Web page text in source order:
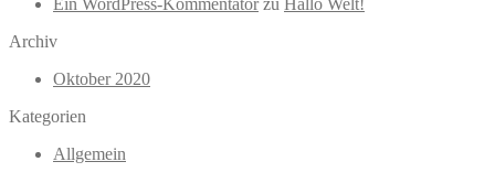
Archiv
Oktober 2020
Kategorien
Allgemein